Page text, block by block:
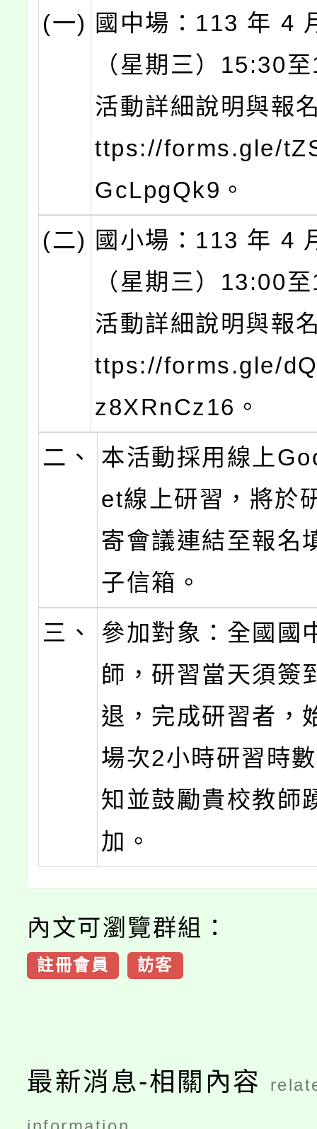
(一) 國中場：113 年 4
（星期三）15:30
活動詳細說明與報
ttps://forms.gle/
GcLpgQk9。
(二) 國小場：113 年 4
（星期三）13:00
活動詳細說明與報
ttps://forms.gle/
z8XRnCz16。
二、
本活動採用線上
et線上研習，將於
寄會議連結至報名
子信箱。
三、
參加對象：全國國
師，研習當天須簽
退，完成研習者，
場次2小時研習時
知並鼓勵貴校教師
加。
內文可瀏覽群組：
註冊會員 訪客
最新消息-相關內容